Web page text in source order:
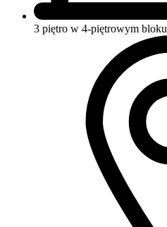
3 piętro w 4-piętrowym bloku